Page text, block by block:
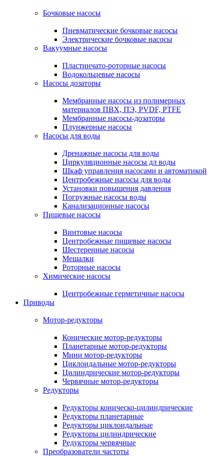
Бочковые насосы
Пневматические бочковые насосы
Электрические бочковые насосы
Вакуумные насосы
Пластинчато-роторные насосы
Водокольцевые насосы
Насосы дозаторы
Мембранные насосы из полимерных
материалов ПВХ, ПЭ, PVDF, PTFE
Мембранные насосы-дозаторы
Плунжерные насосы
Насосы для воды
Дренажные насосы для воды
Циркуляционные насосы дл воды
Шкаф управления насосами и автоматикой
Центробежные насосы для воды
Установки повышения давления
Погружные насосы воды
Канализационные насосы
Пищевые насосы
Винтовые насосы
Центробежные пищевые насосы
Шестеренные насосы
Мешалки
Роторные насосы
Химические насосы
Центробежные герметичные насосы
Приводы
Мотор-редукторы
Конические мотор-редукторы
Планетарные мотор-редукторы
Мини мотор-редукторы
Циклоидальные мотор-редукторы
Цилиндрические мотор-редукторы
Червячные мотор-редукторы
Редукторы
Редукторы коническо-цилиндрические
Редукторы планетарные
Редукторы циклоидальные
Редукторы цилиндрические
Редукторы червячные
Преобразователи частоты